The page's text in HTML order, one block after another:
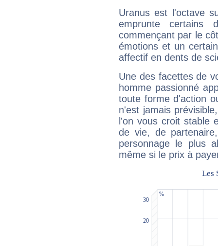
Uranus est l'octave
emprunte
commençant par le
émotions et un
affectif en dents de
Une des facettes de
homme passionné
toute forme d'action
n'est jamais
l'on vous croit stable
de vie, de
personnage le plus
même si le prix à